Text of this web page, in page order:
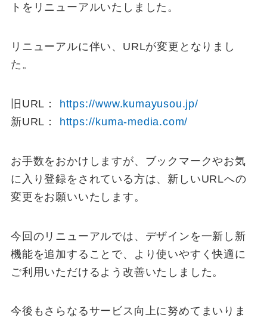
トをリニューアルいたしました。
リニューアルに伴い、URLが変更となりまし
た。
旧URL： https://www.kumayusou.jp/
新URL： https://kuma-media.com/
お手数をおかけしますが、ブックマークやお気
に入り登録をされている方は、新しいURLへの
変更をお願いいたします。
今回のリニューアルでは、デザインを一新し新
機能を追加することで、より使いやすく快適に
ご利用いただけるよう改善いたしました。
今後もさらなるサービス向上に努めてまいりま